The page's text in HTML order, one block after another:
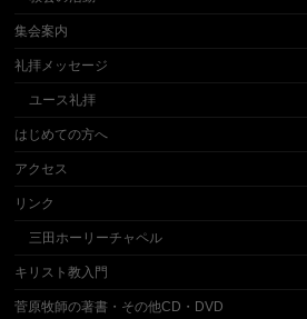
集会案内
礼拝メッセージ
ユース礼拝
はじめての方へ
アクセス
リンク
三田ホーリーチャペル
キリスト教入門
菅原牧師の著書・その他CD・DVD